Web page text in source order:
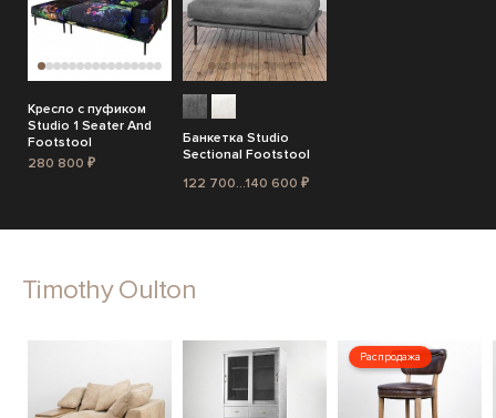
Кресло с пуфиком
Studio 1 Seater And
Footstool
280 800 ₽
Банкетка Studio
Sectional Footstool
122 700...140 600 ₽
Timothy Oulton
Распродажа